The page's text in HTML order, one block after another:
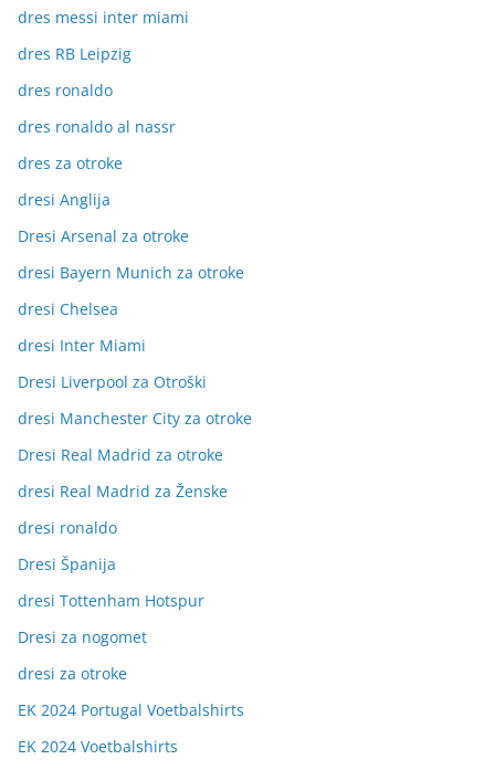
dres messi inter miami
dres RB Leipzig
dres ronaldo
dres ronaldo al nassr
dres za otroke
dresi Anglija
Dresi Arsenal za otroke
dresi Bayern Munich za otroke
dresi Chelsea
dresi Inter Miami
Dresi Liverpool za Otroški
dresi Manchester City za otroke
Dresi Real Madrid za otroke
dresi Real Madrid za Ženske
dresi ronaldo
Dresi Španija
dresi Tottenham Hotspur
Dresi za nogomet
dresi za otroke
EK 2024 Portugal Voetbalshirts
EK 2024 Voetbalshirts